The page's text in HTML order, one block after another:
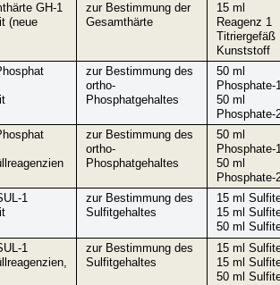
GH-1
(neue
zur Bestimmung der
Gesamthärte
15 ml
Reagenz 1
Titriergefäß
Kunststoff
zur Bestimmung des
ortho-
Phosphatgehaltes
50 ml
Phosphate-
50 ml
Phosphate-
zur Bestimmung des
ortho-
Phosphatgehaltes
50 ml
Phosphate-
50 ml
Phosphate-
1
zur Bestimmung des
Sulfitgehaltes
15 ml
15 ml
50 ml
1
zur Bestimmung des
Sulfitgehaltes
15 ml
15 ml
50 ml